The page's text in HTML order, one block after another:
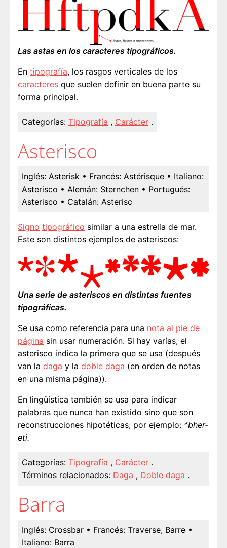
Las astas en los caracteres tipográficos.
En tipografía, los rasgos verticales de los
caracteres que suelen definir en buena parte su
forma principal.
Categorías: Tipografía , Carácter .
Asterisco
Inglés: Asterisk • Francés: Astérisque • Italiano:
Asterisco • Alemán: Sternchen • Portugués:
Asterisco • Catalán: Asterisc
Signo tipográfico similar a una estrella de mar.
Este son distintos ejemplos de asteriscos:
Una serie de asteriscos en distintas fuentes
tipográficas.
Se usa como referencia para una nota al pie de
página sin usar numeración. Si hay varías, el
asterisco indica la primera que se usa (después
van la daga y la doble daga (en orden de notas
en una misma página)).
En lingüística también se usa para indicar
palabras que nunca han existido sino que son
reconstrucciones hipotéticas; por ejemplo: *bher-
eti.
Categorías: Tipografía , Carácter .
Términos relacionados: Daga , Doble daga .
Barra
Inglés: Crossbar • Francés: Traverse, Barre •
Italiano: Barra